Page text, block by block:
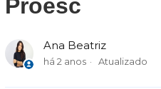
Proesc
Ana Beatriz
há 2 anos Atualizado